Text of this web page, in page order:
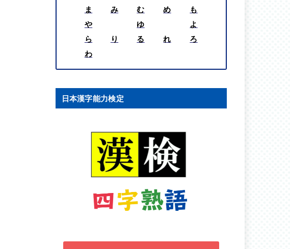
ま
み む め
も
や
ゆ
よ
ら
り る れ
ろ
わ
日本漢字能力検定